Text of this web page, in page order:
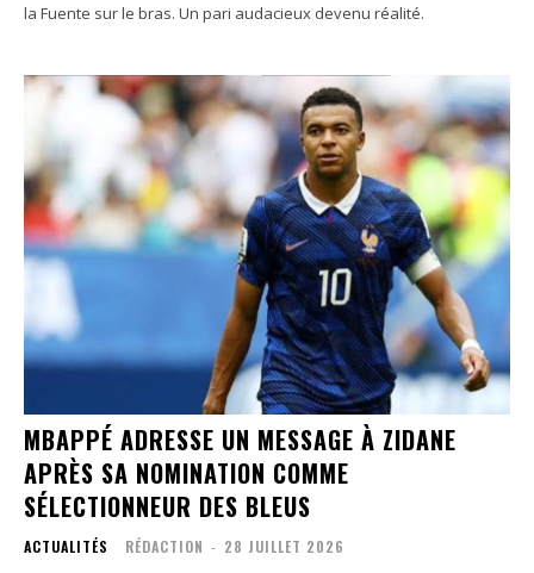
la Fuente sur le bras. Un pari audacieux devenu réalité.
MBAPPÉ ADRESSE UN MESSAGE À ZIDANE
APRÈS SA NOMINATION COMME
SÉLECTIONNEUR DES BLEUS
ACTUALITÉS RÉDACTION - 28 JUILLET 2026